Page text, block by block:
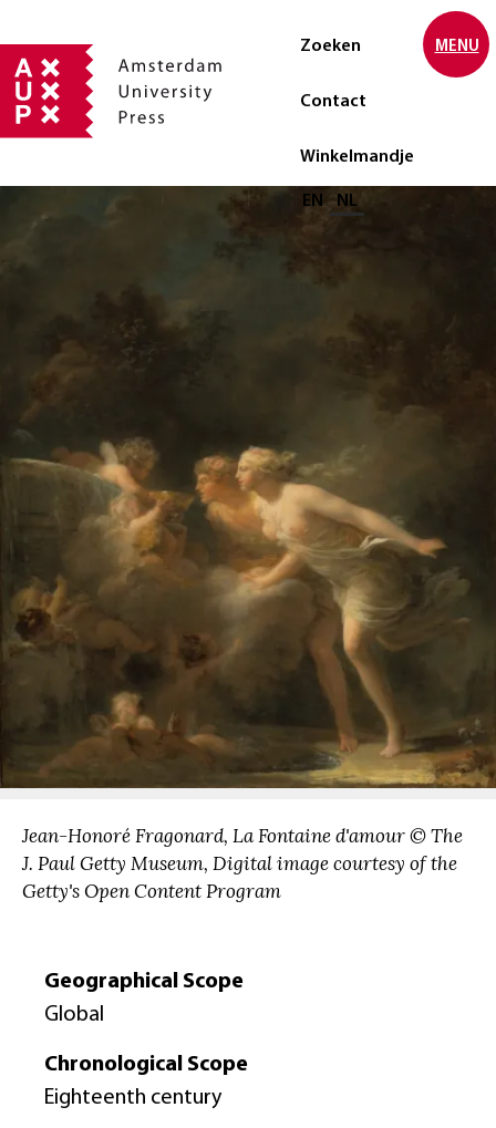
Zoeken
Contact
Winkelmandje
Selecteer taal
EN NL
MENU
Jean-Honoré Fragonard, La Fontaine d'amour © The
J. Paul Getty Museum, Digital image courtesy of the
Getty's Open Content Program
Geographical Scope
Global
Chronological Scope
Eighteenth century